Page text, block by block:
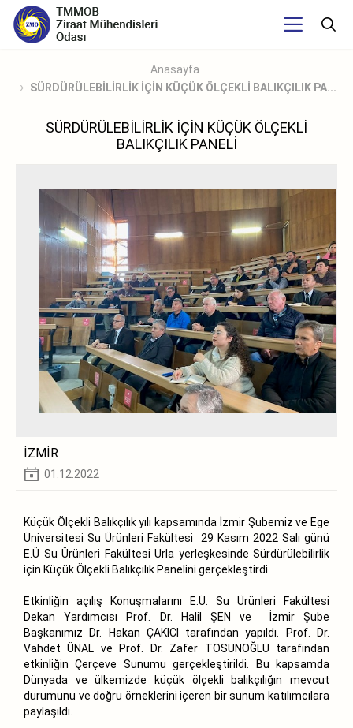
Anasayfa
SÜRDÜRÜLEBİLİRLİK İÇİN KÜÇÜK ÖLÇEKLİ BALIKÇILIK PA...
SÜRDÜRÜLEBİLİRLİK İÇİN KÜÇÜK ÖLÇEKLİ
BALIKÇILIK PANELİ
İZMİR
01.12.2022
Küçük Ölçekli Balıkçılık yılı kapsamında İzmir Şubemiz ve Ege
Üniversitesi Su Ürünleri Fakültesi 29 Kasım 2022 Salı günü
E.Ü Su Ürünleri Fakültesi Urla yerleşkesinde Sürdürülebilirlik
için Küçük Ölçekli Balıkçılık Panelini gerçekleştirdi.
Etkinliğin açılış Konuşmalarını E.Ü. Su Ürünleri Fakültesi
Dekan Yardımcısı Prof. Dr. Halil ŞEN ve İzmir Şube
Başkanımız Dr. Hakan ÇAKICI tarafından yapıldı. Prof. Dr.
Vahdet ÜNAL ve Prof. Dr. Zafer TOSUNOĞLU tarafından
etkinliğin Çerçeve Sunumu gerçekleştirildi. Bu kapsamda
Dünyada ve ülkemizde küçük ölçekli balıkçılığın mevcut
durumunu ve doğru örneklerini içeren bir sunum katılımcılara
paylaşıldı.